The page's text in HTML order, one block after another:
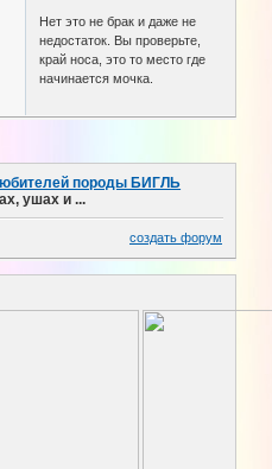
Нет это не брак и даже не
недостаток. Вы проверьте,
край носа, это то место где
начинается мочка.
породы БИГЛЬ
ушах и ...
создать форум